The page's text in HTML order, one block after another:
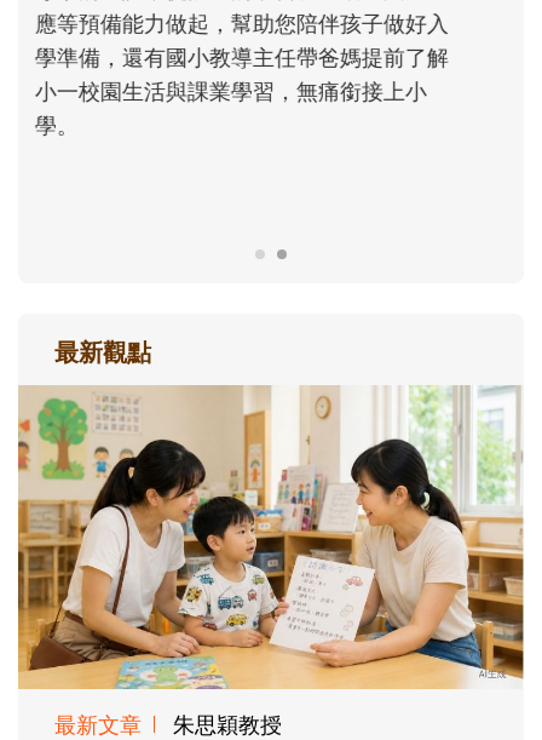
次「前所未有」的體驗中，跟著孩子一起長
大。從給予安全感的肢體遊戲，到獨立自
主、角色認同及解決問題的能力養成。爸爸
正嘗試用不同的模樣，參與孩子每個重要的
最新觀點
最新文章 朱思穎教授